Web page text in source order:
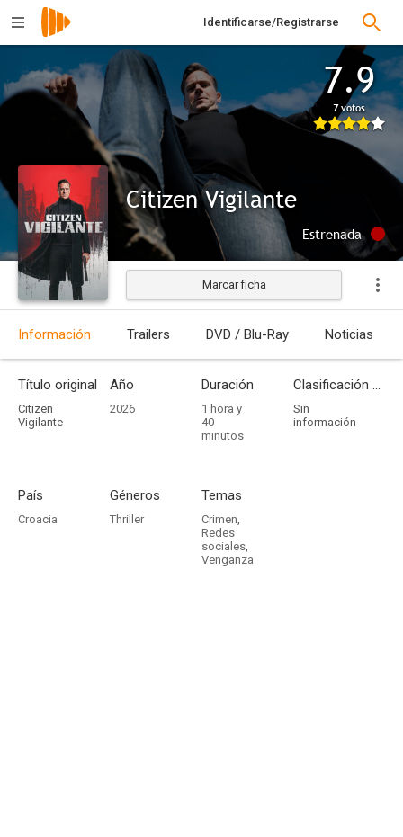
Identificarse/Registrarse
7.9
7 votos
Citizen Vigilante
Estrenada
Marcar ficha
Información Trailers DVD / Blu-Ray Noticias
Título original
Citizen
Vigilante
Año
2026
Duración
1 hora y
40
minutos
Clasificación por edades
Sin
información
País
Croacia
Géneros
Thriller
Temas
Crimen,
Redes
sociales,
Venganza